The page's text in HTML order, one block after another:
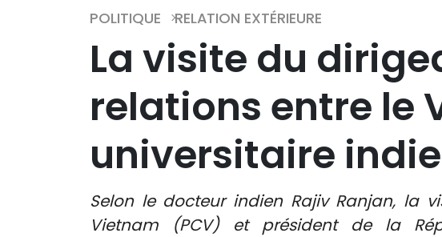
POLITIQUE RELATION EXTÉRIEURE
La visite du
relations entre le
universitaire
Selon le docteur indien Rajiv Ranjan, la
Vietnam (PCV) et président de la